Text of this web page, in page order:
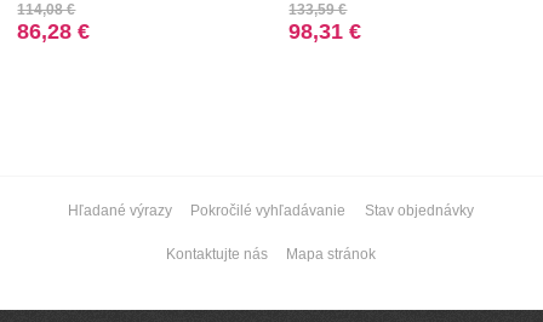
114,08 €
86,28 €
133,59 €
98,31 €
Hľadané výrazy Pokročilé vyhľadávanie Stav objednávky
Kontaktujte nás Mapa stránok